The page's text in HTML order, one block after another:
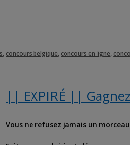
, concours belgique, concours en ligne,
|| EXPIRÉ ||
Vous ne refusez jamais un